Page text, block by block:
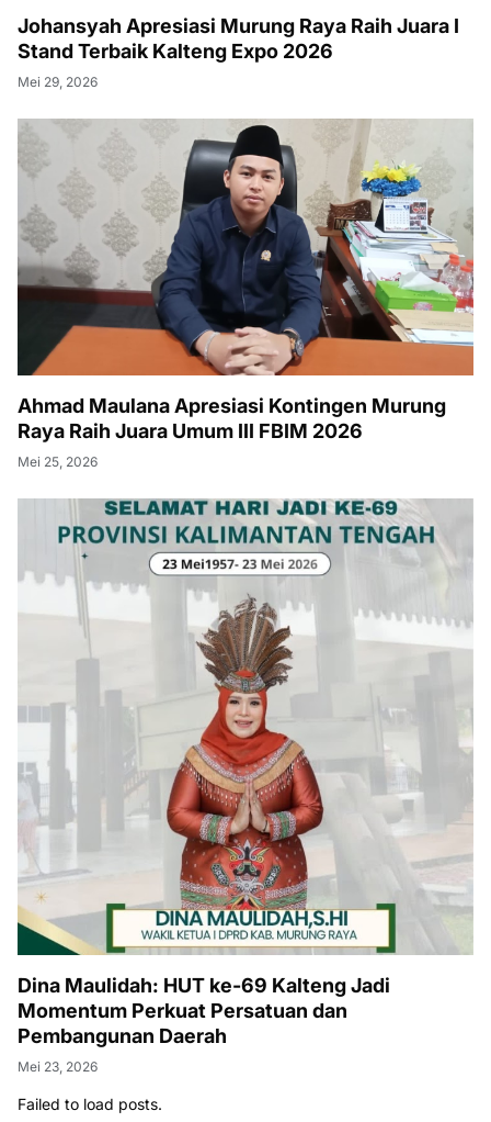
Johansyah Apresiasi Murung Raya Raih Juara I
Stand Terbaik Kalteng Expo 2026
Mei 29, 2026
Ahmad Maulana Apresiasi Kontingen Murung
Raya Raih Juara Umum III FBIM 2026
Mei 25, 2026
Dina Maulidah: HUT ke-69 Kalteng Jadi
Momentum Perkuat Persatuan dan
Pembangunan Daerah
Mei 23, 2026
Failed to load posts.